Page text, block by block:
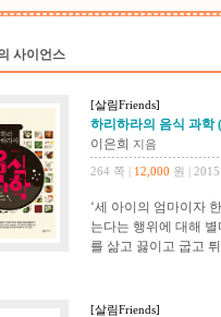
사이언스
[살림Friends]
하리하라의 음식 과학
이은희 지음
264 쪽 | 12,000 원 |
‘세 아이의 엄마이자
는다는 행위에 대해
를 삶고 끓이고 굽고
[살림Friends]